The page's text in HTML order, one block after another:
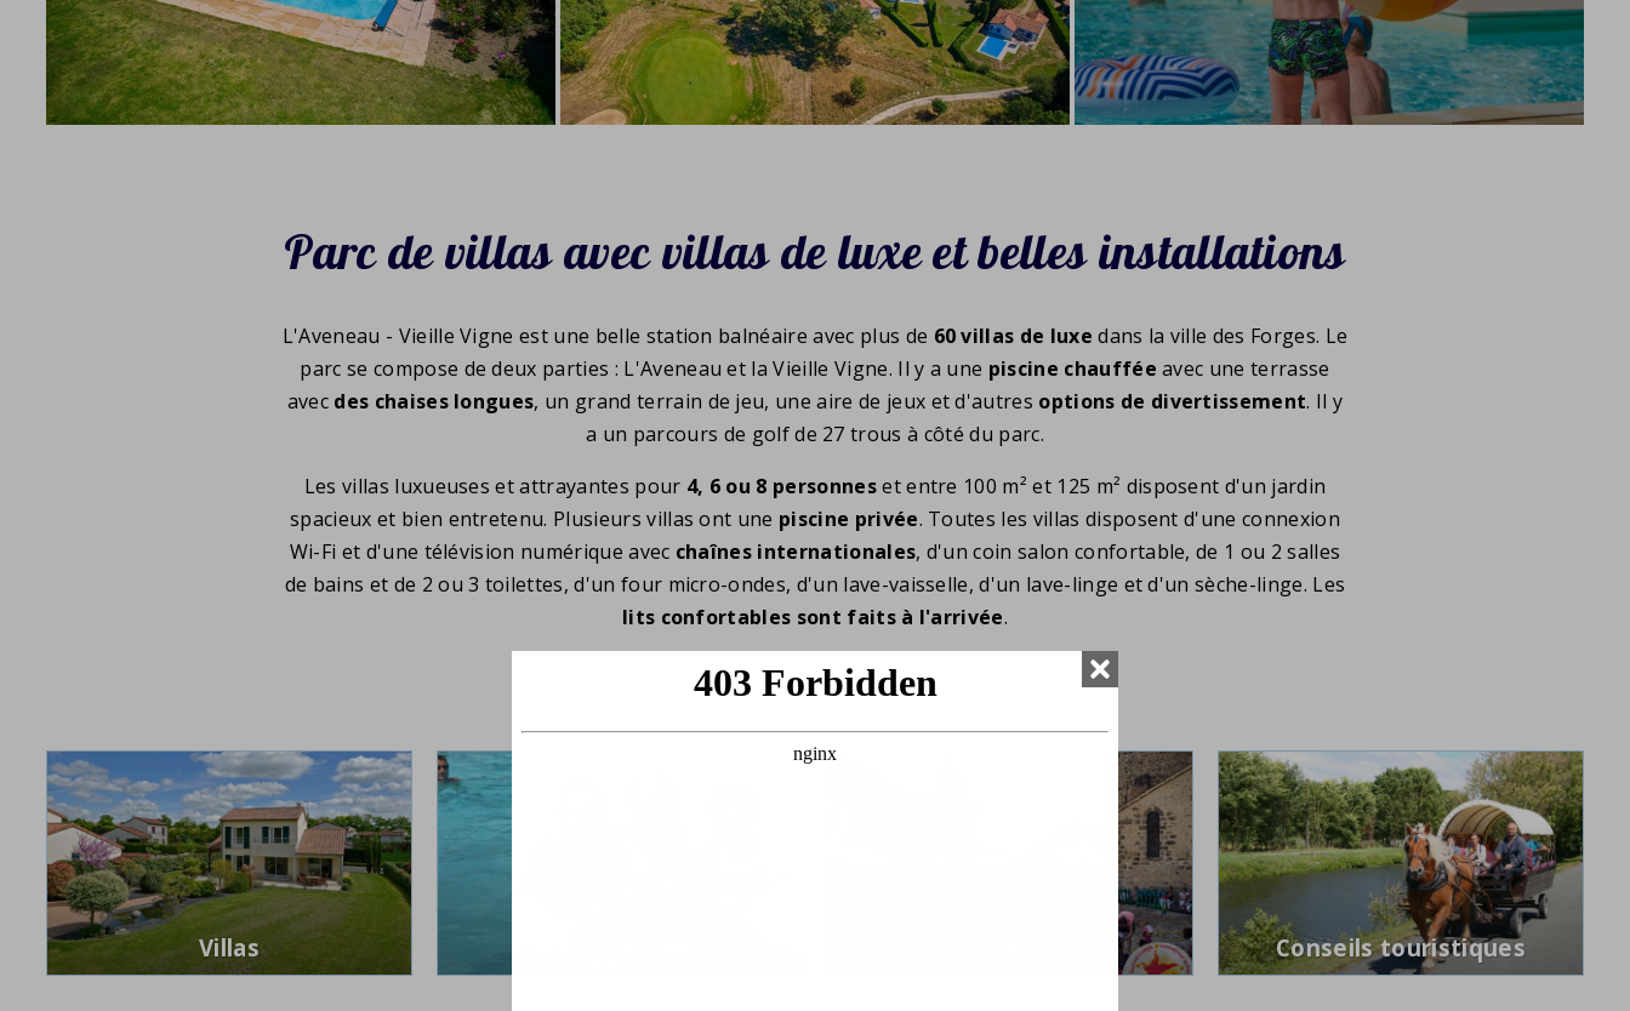
Parc de villas avec villas de luxe et belles installations
L'Aveneau - Vieille Vigne est une belle station balnéaire avec plus de 60 villas de luxe dans la ville des Forges. Le
parc se compose de deux parties : L'Aveneau et la Vieille Vigne. Il y a une piscine chauffée avec une terrasse
avec des chaises longues, un grand terrain de jeu, une aire de jeux et d'autres options de divertissement. Il y
a un parcours de golf de 27 trous à côté du parc.
Les villas luxueuses et attrayantes pour 4, 6 ou 8 personneset entre 100 m² et 125 m² disposent d'un jardin
spacieux et bien entretenu. Plusieurs villas ont une piscine privée. Toutes les villas disposent d'une connexion
Wi-Fi et d'une télévision numérique avec chaînes internationales, d'un coin salon confortable, de 1 ou 2 salles
de bains et de 2 ou 3 toilettes, d'un four micro-ondes, d'un lave-vaisselle, d'un lave-linge et d'un sèche-linge. Les
lits confortables sont faits à l'arrivée.
Villas Conseils touristiques